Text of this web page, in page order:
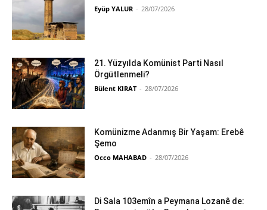
Eyüp YALUR - 28/07/2026
21. Yüzyılda Komünist Parti Nasıl
Örgütlenmeli?
Bülent KIRAT - 28/07/2026
Komünizme Adanmış Bir Yaşam: Erebê
Şemo
Occo MAHABAD - 28/07/2026
Di Sala 103emîn a Peymana Lozanê de: